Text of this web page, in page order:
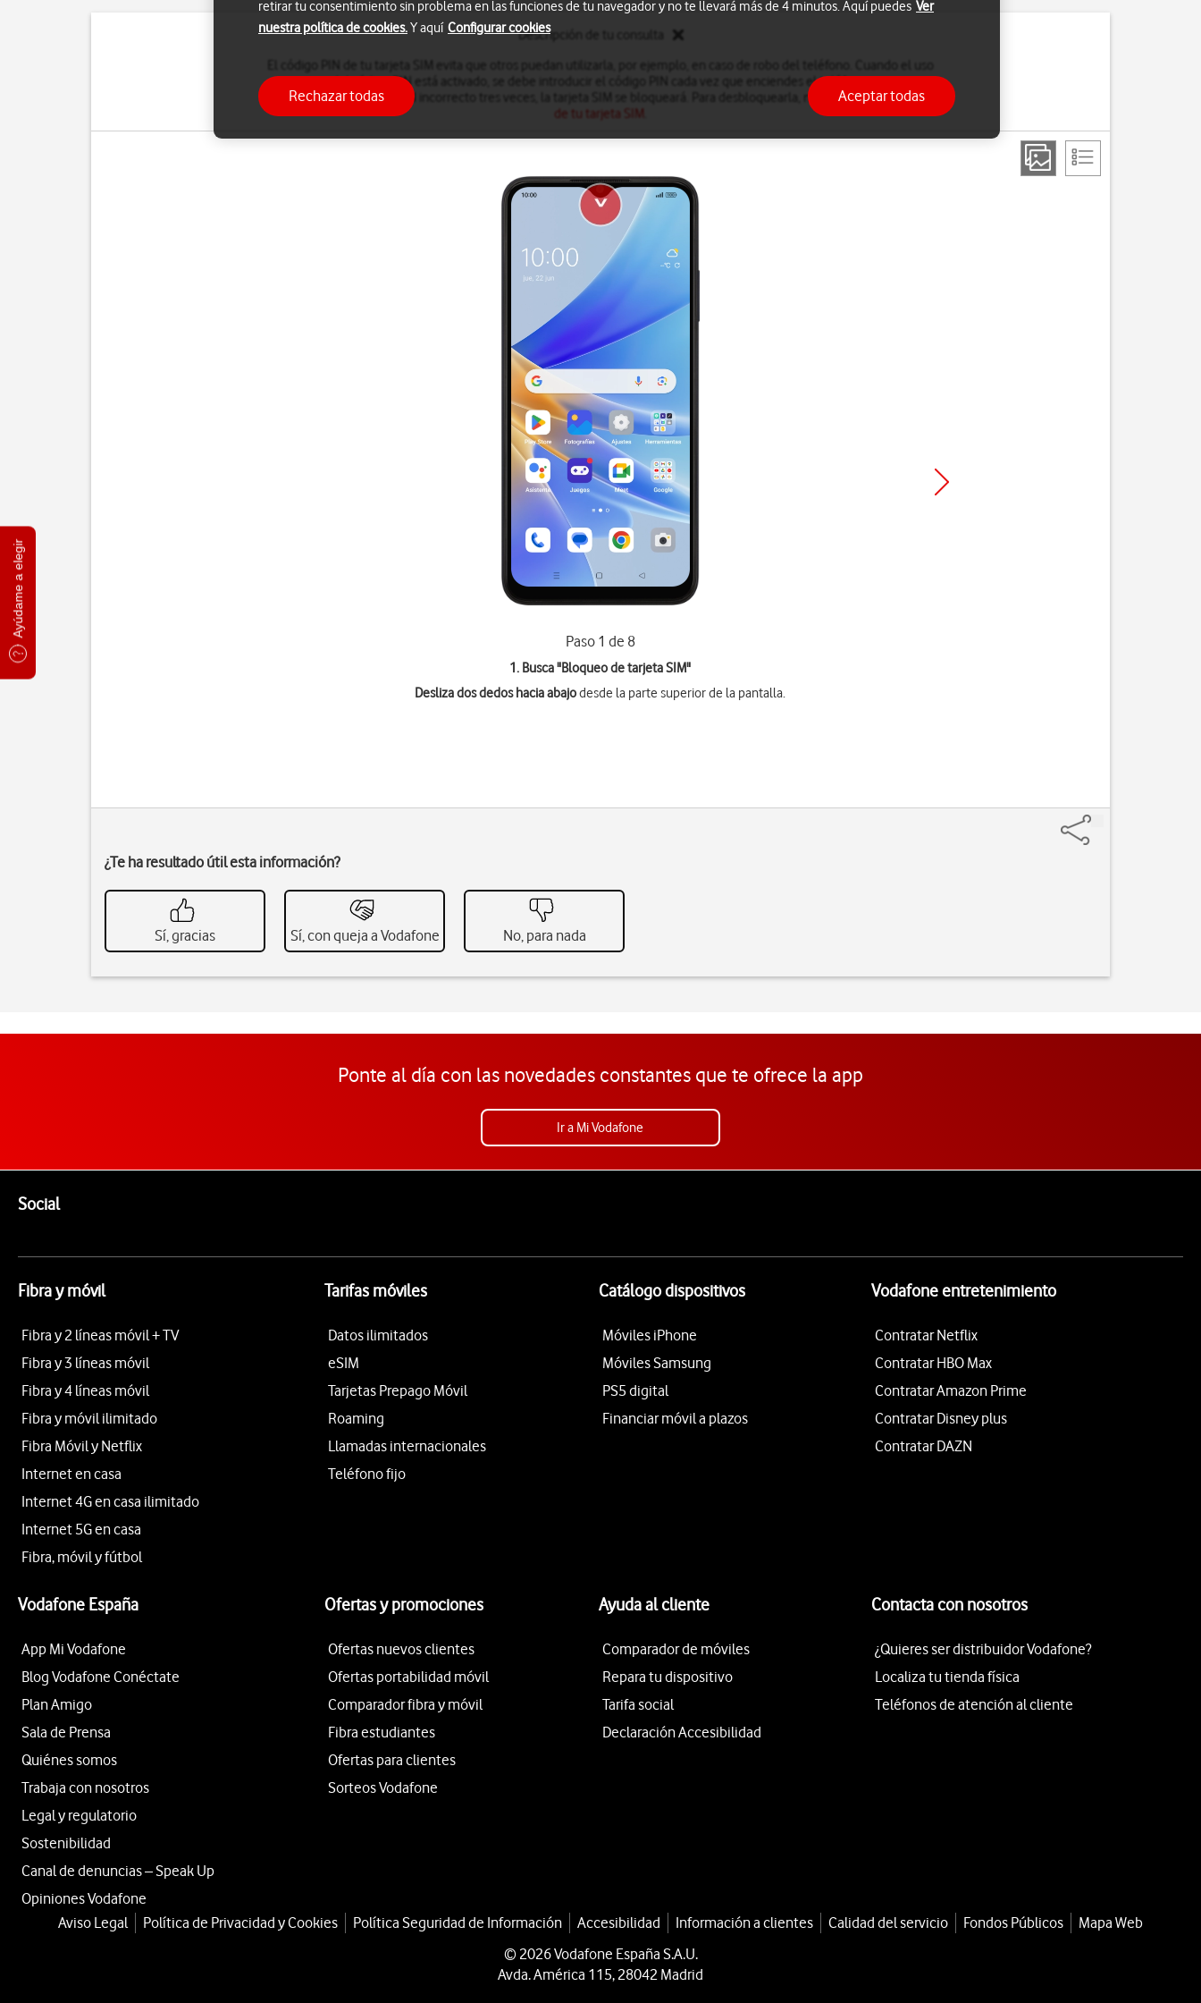
Ayúdame a elegir
Descripción de tu consulta
del código PIN está activado, se debe introducir el código PIN cada vez que enciendes el teléfono.
Si introduces un código PIN incorrecto tres veces, la tarjeta SIM se bloqueará. Para desbloquearla, necesitasel código PUK
de tu tarjeta SIM
Paso 1 de 8
1. Busca "Bloqueo de tarjeta SIM"
Desliza dos dedos hacia abajodesde la parte superior de la pantalla.
¿Te ha resultado útil esta información?
Sí, gracias Sí, con queja a Vodafone No, para nada
Ponte al día con las novedades constantes que te ofrece la app
Ir a Mi Vodafone
SocialEnlaces a las redes sociales de Vodafone
Fibra y móvil
Fibra y 2 líneas móvil + TV
Fibra y 3 líneas móvil
Fibra y 4 líneas móvil
Fibra y móvil ilimitado
Fibra Móvil y Netflix
Internet en casa
Internet 4G en casa ilimitado
Internet 5G en casa
Fibra, móvil y fútbol
Tarifas móviles
Datos ilimitados
eSIM
Tarjetas Prepago Móvil
Roaming
Llamadas internacionales
Teléfono fijo
Catálogo dispositivos
Móviles iPhone
Móviles Samsung
PS5 digital
Financiar móvil a plazos
Vodafone entretenimiento
Contratar Netflix
Contratar HBO Max
Contratar Amazon Prime
Contratar Disney plus
Contratar DAZN
Vodafone España
App Mi Vodafone
Blog Vodafone Conéctate
Plan Amigo
Sala de Prensa
Quiénes somos
Trabaja con nosotros
Legal y regulatorio
Sostenibilidad
Canal de denuncias – Speak Up
Opiniones Vodafone
Ofertas y promociones
Ofertas nuevos clientes
Ofertas portabilidad móvil
Comparador fibra y móvil
Fibra estudiantes
Ofertas para clientes
Sorteos Vodafone
Ayuda al cliente
Comparador de móviles
Repara tu dispositivo
Tarifa social
Declaración Accesibilidad
Contacta con nosotros
¿Quieres ser distribuidor Vodafone?
Localiza tu tienda física
Teléfonos de atención al cliente
Aviso Legal Política de Privacidad y Cookies Política Seguridad de Información Accesibilidad Información a clientes Calidad del servicio Fondos Públicos
Mapa Web
© 2026 Vodafone España S.A.U.
Avda. América 115, 28042 Madrid
retirar tu consentimiento sin problema en las funciones de tu navegador y no te llevará más de 4 minutos. Aquí puedes Ver
nuestra política de cookies.Y aquí Configurar cookies
Rechazar todas Aceptar todas